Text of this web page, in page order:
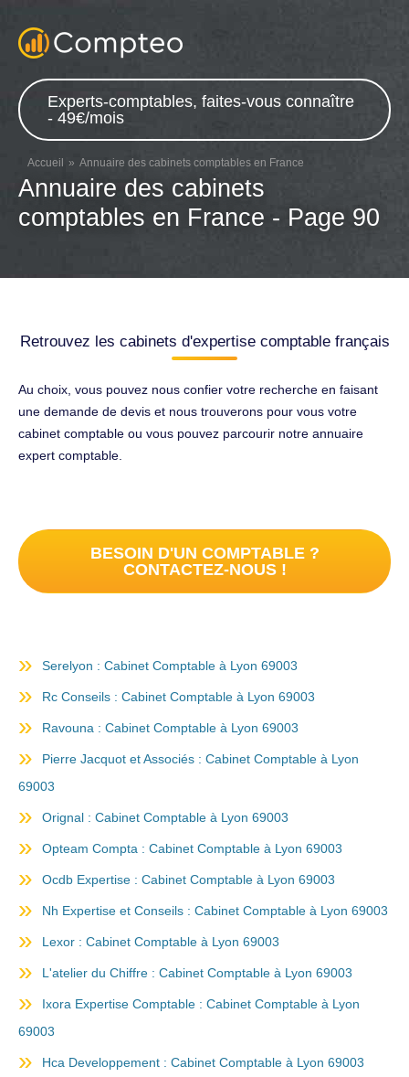
Experts-comptables, faites-vous connaître
- 49€/mois
Accueil Annuaire des cabinets comptables en France
Annuaire des cabinets
comptables en France - Page 90
Retrouvez les cabinets d'expertise comptable français
Au choix, vous pouvez nous confier votre recherche en faisant
une demande de devis et nous trouverons pour vous votre
cabinet comptable ou vous pouvez parcourir notre annuaire
expert comptable.
BESOIN D'UN COMPTABLE ?
CONTACTEZ-NOUS !
Serelyon : Cabinet Comptable à Lyon 69003
Rc Conseils : Cabinet Comptable à Lyon 69003
Ravouna : Cabinet Comptable à Lyon 69003
Pierre Jacquot et Associés : Cabinet Comptable à Lyon
69003
Orignal : Cabinet Comptable à Lyon 69003
Opteam Compta : Cabinet Comptable à Lyon 69003
Ocdb Expertise : Cabinet Comptable à Lyon 69003
Nh Expertise et Conseils : Cabinet Comptable à Lyon 69003
Lexor : Cabinet Comptable à Lyon 69003
L'atelier du Chiffre : Cabinet Comptable à Lyon 69003
Ixora Expertise Comptable : Cabinet Comptable à Lyon
69003
Hca Developpement : Cabinet Comptable à Lyon 69003